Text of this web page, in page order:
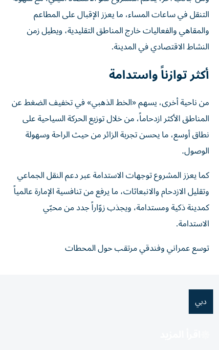
التنقل في ساعات المساء، ما يعزز الإقبال على المطاعم
والمقاهي والفعاليات خارج المناطق التقليدية، ويطيل زمن
النشاط الاقتصادي في المدينة.
أكثر توازناً واستدامة
من ناحية أخرى، يسهم «الخط الذهبي» في تخفيف الضغط عن
المناطق الأكثر ازدحاماً، من خلال توزيع الحركة السياحية على
نطاق أوسع، ما يحسن تجربة الزائر من حيث الراحة وسهولة
الوصول.
كما يعزز المشروع توجهات الاستدامة عبر دعم النقل الجماعي
وتقليل الازدحام والانبعاثات، ما يرفع من تنافسية الإمارة عالمياً
كمدينة ذكية ومستدامة، ويجذب زوّاراً جدد من محبّي
الاستدامة.
توسع عمراني وفندقي مرتقب حول المحطات
دبي